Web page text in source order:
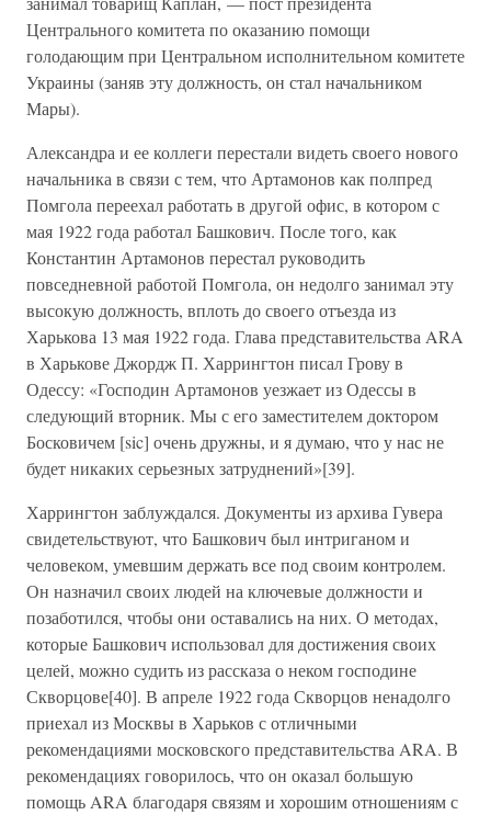
Центрального комитета по оказанию помощи
голодающим при Центральном исполнительном комитете
Украины (заняв эту должность, он стал начальником
Мары).
Александра и ее коллеги перестали видеть своего нового
начальника в связи с тем, что Артамонов как полпред
Помгола переехал работать в другой офис, в котором с
мая 1922 года работал Башкович. После того, как
Константин Артамонов перестал руководить
повседневной работой Помгола, он недолго занимал эту
высокую должность, вплоть до своего отъезда из
Харькова 13 мая 1922 года. Глава представительства ARA
в Харькове Джордж П. Харрингтон писал Грову в
Одессу: «Господин Артамонов уезжает из Одессы в
следующий вторник. Мы с его заместителем доктором
Босковичем [sic] очень дружны, и я думаю, что у нас не
будет никаких серьезных затруднений»[39].
Харрингтон заблуждался. Документы из архива Гувера
свидетельствуют, что Башкович был интриганом и
человеком, умевшим держать все под своим контролем.
Он назначил своих людей на ключевые должности и
позаботился, чтобы они оставались на них. О методах,
которые Башкович использовал для достижения своих
целей, можно судить из рассказа о неком господине
Скворцове[40]. В апреле 1922 года Скворцов ненадолго
приехал из Москвы в Харьков с отличными
рекомендациями московского представительства ARA. В
рекомендациях говорилось, что он оказал большую
помощь ARA благодаря связям и хорошим отношениям с